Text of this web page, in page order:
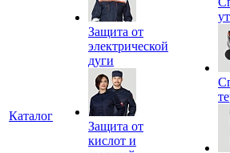
Каталог
Защита от
электрической
дуги
Защита от
кислот и